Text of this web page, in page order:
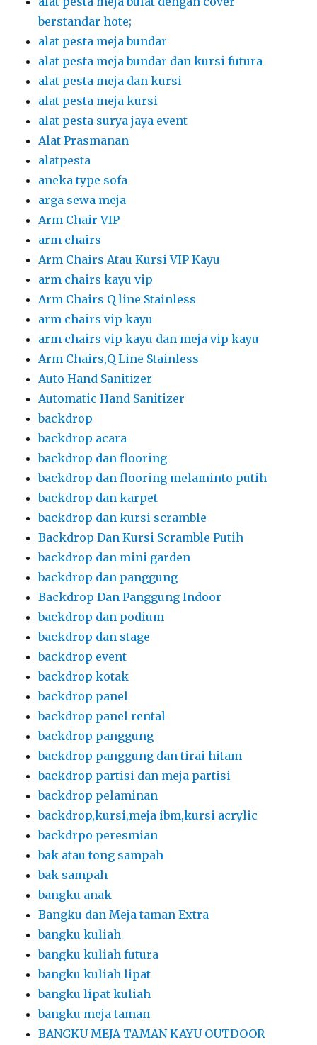
berstandar hote;
alat pesta meja bundar
alat pesta meja bundar dan kursi futura
alat pesta meja dan kursi
alat pesta meja kursi
alat pesta surya jaya event
Alat Prasmanan
alatpesta
aneka type sofa
arga sewa meja
Arm Chair VIP
arm chairs
Arm Chairs Atau Kursi VIP Kayu
arm chairs kayu vip
Arm Chairs Q line Stainless
arm chairs vip kayu
arm chairs vip kayu dan meja vip kayu
Arm Chairs,Q Line Stainless
Auto Hand Sanitizer
Automatic Hand Sanitizer
backdrop
backdrop acara
backdrop dan flooring
backdrop dan flooring melaminto putih
backdrop dan karpet
backdrop dan kursi scramble
Backdrop Dan Kursi Scramble Putih
backdrop dan mini garden
backdrop dan panggung
Backdrop Dan Panggung Indoor
backdrop dan podium
backdrop dan stage
backdrop event
backdrop kotak
backdrop panel
backdrop panel rental
backdrop panggung
backdrop panggung dan tirai hitam
backdrop partisi dan meja partisi
backdrop pelaminan
backdrop,kursi,meja ibm,kursi acrylic
backdrpo peresmian
bak atau tong sampah
bak sampah
bangku anak
Bangku dan Meja taman Extra
bangku kuliah
bangku kuliah futura
bangku kuliah lipat
bangku lipat kuliah
bangku meja taman
BANGKU MEJA TAMAN KAYU OUTDOOR